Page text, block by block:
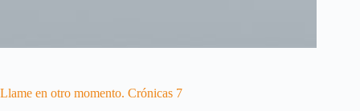
Llame en otro momento. Crónicas 7